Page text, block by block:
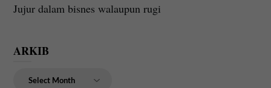
Jujur dalam bisnes walaupun rugi
ARKIB
ARKIB